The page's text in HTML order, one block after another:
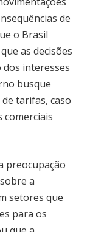
de
o Brasil
as decisões
interesses
busque
tarifas, caso
comerciais
preocupação
a
setores que
para os